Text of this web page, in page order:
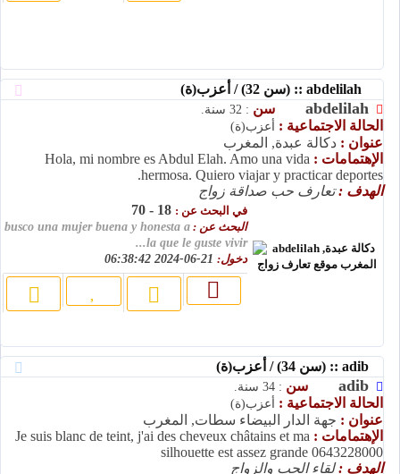
abdelilah سن : 32 سنة.
الحالة الاجتماعية : أعزب(ة)
عنوان : دكالة عبدة, المغرب
الإهتمامات : Hola, mi nombre es Abdul Elah. Amo una vida
hermosa. Quiero viajar y practicar deportes.
الهدف :تعارف حب صداقة زواج
في البحث عن :
البحث عن : busco una mujer buena y honesta a
la que le guste vivir...
دخول:
adib سن : 34 سنة.
الحالة الاجتماعية : أعزب(ة)
عنوان : جهة الدار البيضاء سطات, المغرب
الإهتمامات : Je suis blanc de teint, j'ai des cheveux châtains et ma
silhouette est assez grande 0643228000
الهدف :لقاء الحب والزواج